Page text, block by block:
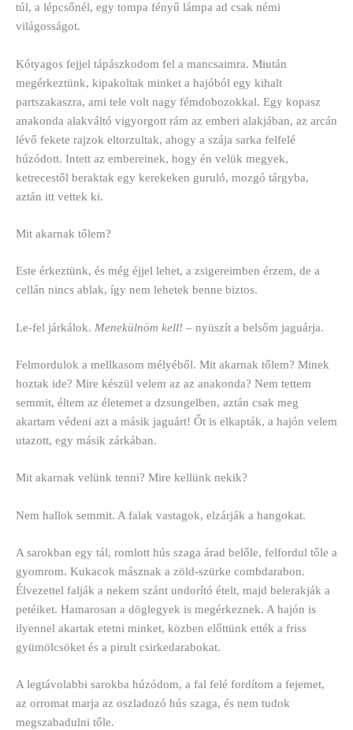
túl, a lépcsőnél, egy tompa fényű lámpa ad csak némi
világosságot.
Kótyagos fejjel tápászkodom fel a mancsaimra. Miután
megérkeztünk, kipakoltak minket a hajóból egy kihalt
partszakaszra, ami tele volt nagy fémdobozokkal. Egy kopasz
anakonda alakváltó vigyorgott rám az emberi alakjában, az arcán
lévő fekete rajzok eltorzultak, ahogy a szája sarka felfelé
húzódott. Intett az embereinek, hogy én velük megyek,
ketrecestől beraktak egy kerekeken guruló, mozgó tárgyba,
aztán itt vettek ki.
Mit akarnak tőlem?
Este érkeztünk, és még éjjel lehet, a zsigereimben érzem, de a
cellán nincs ablak, így nem lehetek benne biztos.
Le-fel járkálok. Menekülnöm kell! – nyüszít a belsőm jaguárja.
Felmordulok a mellkasom mélyéből. Mit akarnak tőlem? Minek
hoztak ide? Mire készül velem az az anakonda? Nem tettem
semmit, éltem az életemet a dzsungelben, aztán csak meg
akartam védeni azt a másik jaguárt! Őt is elkapták, a hajón velem
utazott, egy másik zárkában.
Mit akarnak velünk tenni? Mire kellünk nekik?
Nem hallok semmit. A falak vastagok, elzárják a hangokat.
A sarokban egy tál, romlott hús szaga árad belőle, felfordul tőle a
gyomrom. Kukacok másznak a zöld-szürke combdarabon.
Élvezettel falják a nekem szánt undorító ételt, majd belerakják a
petéiket. Hamarosan a döglegyek is megérkeznek. A hajón is
ilyennel akartak etetni minket, közben előttünk ették a friss
gyümölcsöket és a pirult csirkedarabokat.
A legtávolabbi sarokba húzódom, a fal felé fordítom a fejemet,
az orromat marja az oszladozó hús szaga, és nem tudok
megszabadulni tőle.